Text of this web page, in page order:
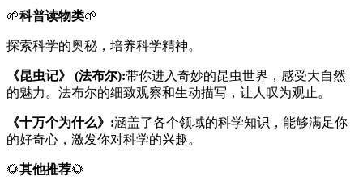
🌱科普读物类🌱
探索科学的奥秘，培养科学精神。
《昆虫记》 (法布尔):带你进入奇妙的昆虫世界，感受大自然
的魅力。法布尔的细致观察和生动描写，让人叹为观止。
《十万个为什么》:涵盖了各个领域的科学知识，能够满足你
的好奇心，激发你对科学的兴趣。
🌻其他推荐🌻